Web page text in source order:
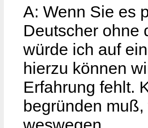
A: Wenn Sie es
Deutscher ohne
würde ich auf
hierzu können
Erfahrung fehlt.
begründen